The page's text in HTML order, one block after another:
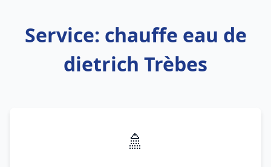
Service: chauffe eau de
dietrich Trèbes
🚿